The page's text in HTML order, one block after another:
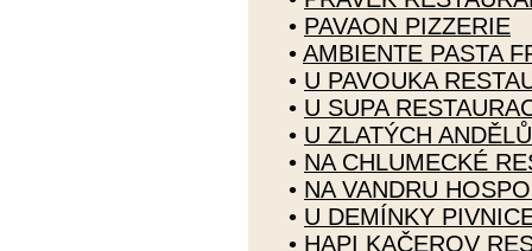
• PAVAON PIZZERIE
• AMBIENTE PASTA
• U PAVOUKA
• U SUPA
• U ZLATÝCH
• NA CHLUMECKÉ
• NA VANDRU
• U DEMÍNKY
• HAPI KAČEROV